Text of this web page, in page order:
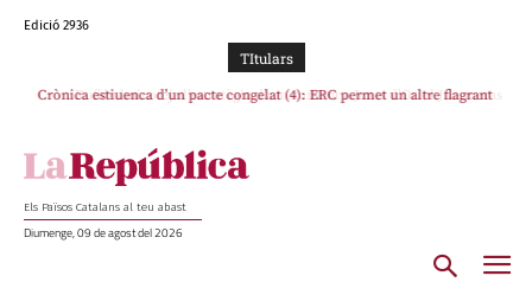
Edició 2936
TItulars
Crònica estiuenca d’un pacte congelat (4): ERC permet un altre flagrant
Rufián boicoteja l’estratègia d’acostament a Junts d’Oriol Junqueras
Els Països Catalans al teu abast
Diumenge, 09 de agost del 2026